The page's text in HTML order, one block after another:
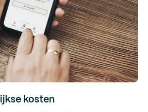
kosten